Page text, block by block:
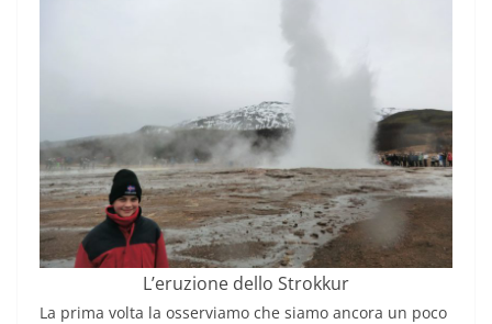
L’eruzione dello Strokkur
La prima volta la osserviamo che siamo ancora un poco